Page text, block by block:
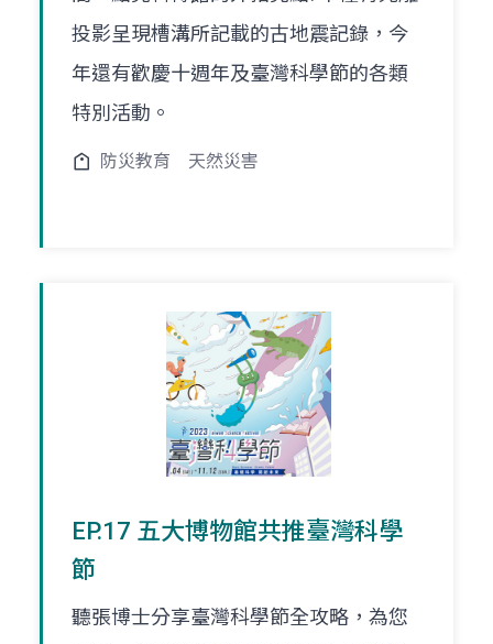
投影呈現槽溝所記載的古地震記錄，今
年還有歡慶十週年及臺灣科學節的各類
特別活動。
防災教育 天然災害
EP.17 五大博物館共推臺灣科學
節
聽張博士分享臺灣科學節全攻略，為您